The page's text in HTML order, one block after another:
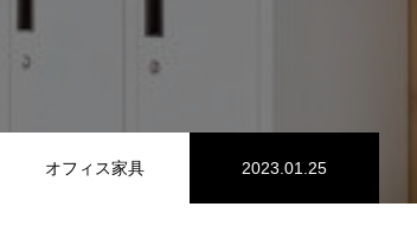
オフィス家具 2023.01.25